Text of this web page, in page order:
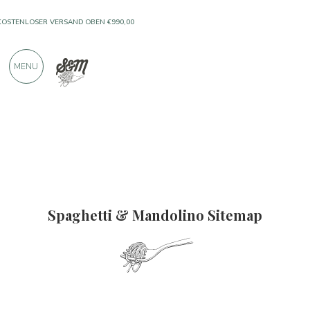
Spaghetti & Mandolino Sitemap
VERSAND OBEN €990,00
PRODUKTE VON AUSGEZEICHNETEN
MENU